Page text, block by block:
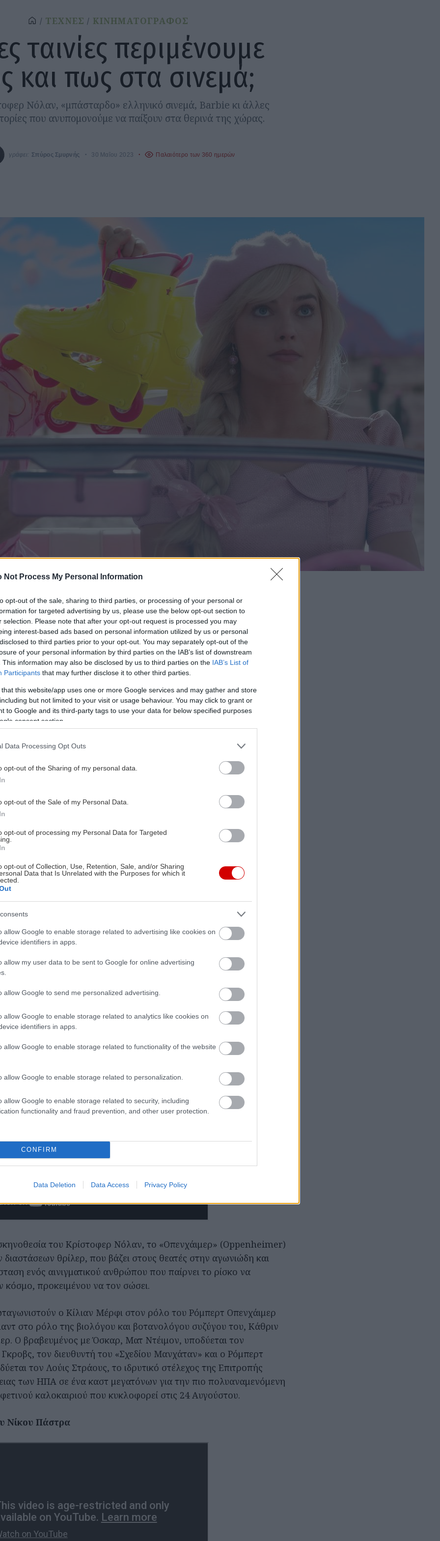
Not Process My Personal Information
opt-out of the sale, sharing to third parties, or processing of your personal or
for targeted advertising by us, please use the below opt-out section to
selection. Please note that after your opt-out request is processed you may
interest-based ads based on personal information utilized by us or personal
to third parties prior to your opt-out. You may separately opt-out of the
of your personal information by third parties on the IAB’s list of downstream
This information may also be disclosed by us to third parties on the IAB’s List of
Participants that may further disclose it to other third parties.
that this website/app uses one or more Google services and may gather and store
but not limited to your visit or usage behaviour. You may click to grant or
to Google and its third-party tags to use your data for below specified purposes
consent section.
Data Processing Opt Outs
opt-out of the Sharing of my personal data.
opt-out of the Sale of my Personal Data.
opt-out of processing my Personal Data for Targeted
opt-out of Collection, Use, Retention, Sale, and/or Sharing
Data that Is Unrelated with the Purposes for which it
allow Google to enable storage related to advertising like cookies on
identifiers in apps.
allow my user data to be sent to Google for online advertising
allow Google to send me personalized advertising.
allow Google to enable storage related to analytics like cookies on
identifiers in apps.
allow Google to enable storage related to functionality of the website
allow Google to enable storage related to personalization.
allow Google to enable storage related to security, including
functionality and fraud prevention, and other user protection.
CONFIRM
Data Deletion Data Access Privacy Policy
ΤΕΧΝΕΣ ΚΙΝΗΜΑΤΟΓΡΑΦΟΣ
ταινίες περιμένουμε
και πως στα σινεμά;
Νόλαν, «μπάσταρδο» ελληνικό σινεμά, Barbie κι άλλες
που ανυπομονούμε να παίξουν στα θερινά της χώρας.
γράφει: Σπύρος Σμυρνής 30 Μαΐου 2023 Παλαιότερο των 360 ημερών
του ελληνικού καλοκαιρού. Εκτός από παραλίες, κοκτεϊλάκια
στο κύμα και διακοπάρες οι σινεφίλ αυτή την περίοδο, βγάζουν χάρτη
ψάχνουν να βρουν τα θερινά της πόλης τους, παίρνοντας τα
το άλλο. Oι ταινίες που έχουν βγει κι αναμένονται να βγουν
σταχυολογήσαμε εκείνα τα φιλμάκια που μετράμε αντίστροφα
αραγμένοι σε καρεκλίτσα σκηνοθέτη όσο το δροσερό αεράκι μας
Κρίστοφερ Νόλαν
του Κρίστοφερ Νόλαν, το «Οπενχάιμερ» (Oppenheimer)
διαστάσεων θρίλερ, που βάζει στους θεατές στην αγωνιώδη και
ενός αινιγματικού ανθρώπου που παίρνει το ρίσκο να
κόσμο, προκειμένου να τον σώσει.
ο Κίλιαν Μέρφι στον ρόλο του Ρόμπερτ Οπενχάιμερ
στο ρόλο της βιολόγου και βοτανολόγου συζύγου του, Κάθριν
Ο βραβευμένος με Όσκαρ, Ματ Ντέιμον, υποδύεται τον
τον διευθυντή του «Σχεδίου Μανχάταν» και ο Ρόμπερτ
τον Λούις Στράους, το ιδρυτικό στέλεχος της Επιτροπής
των ΗΠΑ σε ένα καστ μεγατόνων για την πιο πολυαναμενόμενη
καλοκαιριού που κυκλοφορεί στις 24 Αυγούστου.
Νίκου Πάστρα